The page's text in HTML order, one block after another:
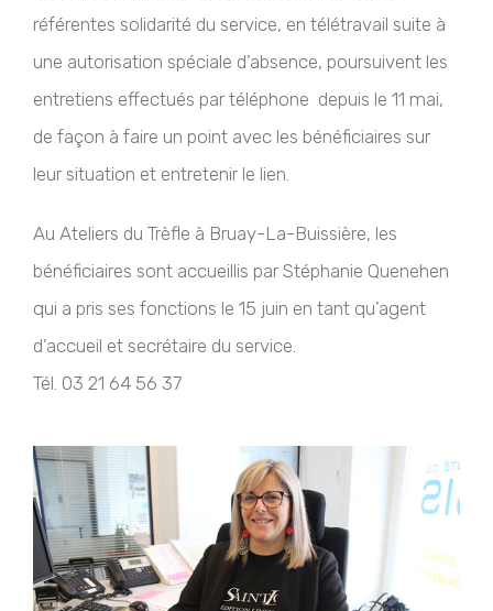
référentes solidarité du service, en télétravail suite à
une autorisation spéciale d’absence, poursuivent les
entretiens effectués par téléphone depuis le 11 mai,
de façon à faire un point avec les bénéficiaires sur
leur situation et entretenir le lien.
Au Ateliers du Trèfle à Bruay-La-Buissière, les
bénéficiaires sont accueillis par Stéphanie Quenehen
qui a pris ses fonctions le 15 juin en tant qu’agent
d’accueil et secrétaire du service.
Tél. 03 21 64 56 37